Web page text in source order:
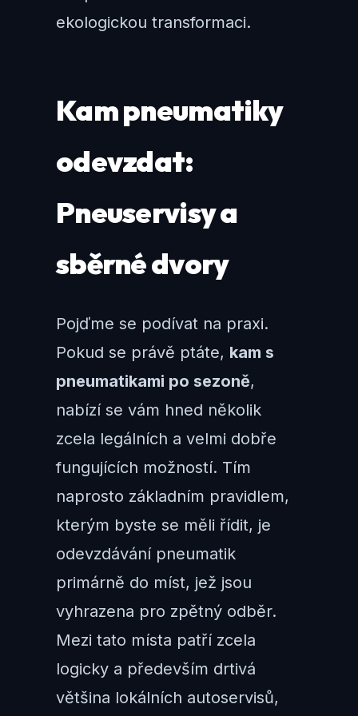
ekologickou transformaci.
Kam pneumatiky
odevzdat:
Pneuservisy a
sběrné dvory
Pojďme se podívat na praxi.
Pokud se právě ptáte, kam s
pneumatikami po sezoně,
nabízí se vám hned několik
zcela legálních a velmi dobře
fungujících možností. Tím
naprosto základním pravidlem,
kterým byste se měli řídit, je
odevzdávání pneumatik
primárně do míst, jež jsou
vyhrazena pro zpětný odběr.
Mezi tato místa patří zcela
logicky a především drtivá
většina lokálních autoservisů,